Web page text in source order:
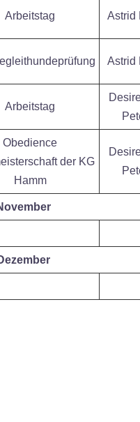
Arbeitstag Astrid
Astrid
Arbeitstag
Obedience
der KG
Hamm